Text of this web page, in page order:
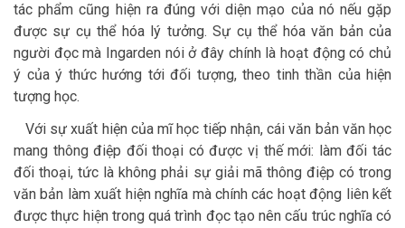
tác phẩm cũng hiện ra đúng với diện mạo của nó nếu gặp
được sự cụ thể hóa lý tưởng. Sự cụ thể hóa văn bản của
người đọc mà Ingarden nói ở đây chính là hoạt động có chủ
ý của ý thức hướng tới đối tượng, theo tinh thần của hiện
tượng học.
Với sự xuất hiện của mĩ học tiếp nhận, cái văn bản văn học
mang thông điệp đối thoại có được vị thế mới: làm đối tác
đối thoại, tức là không phải sự giải mã thông điệp có trong
văn bản làm xuất hiện nghĩa mà chính các hoạt động liên kết
được thực hiện trong quá trình đọc tạo nên cấu trúc nghĩa có